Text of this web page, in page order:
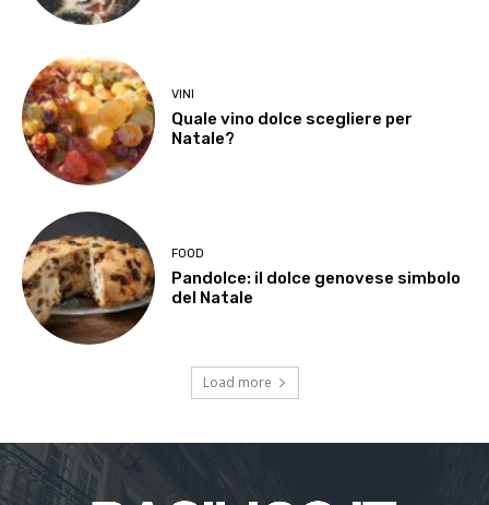
VINI
Quale vino dolce scegliere per
Natale?
FOOD
Pandolce: il dolce genovese simbolo
del Natale
Load more